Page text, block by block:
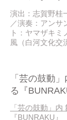
演出：志賀野桂
／演奏：アンサ
ト：ヤマザキミ
風（白河文化交
「芸の鼓動
る『
「芸の鼓動」
『BUNRAKU』